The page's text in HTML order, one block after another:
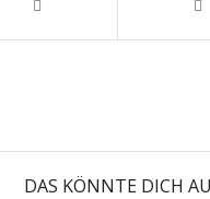
DAS KÖNNTE DICH